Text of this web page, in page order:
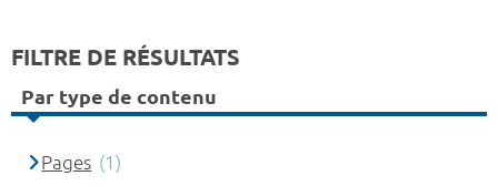
FILTRE DE RÉSULTATS
Par type de contenu
Pages (1)